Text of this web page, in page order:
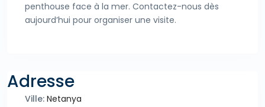
penthouse face à la mer. Contactez-nous dès
aujourd’hui pour organiser une visite.
Adresse
Ville: Netanya